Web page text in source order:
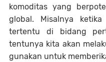
komoditas yang
global. Misalnya
tertentu di bidang
tentunya kita akan
gunakan untuk